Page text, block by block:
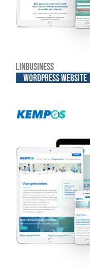
Linbusiness
WordPress website